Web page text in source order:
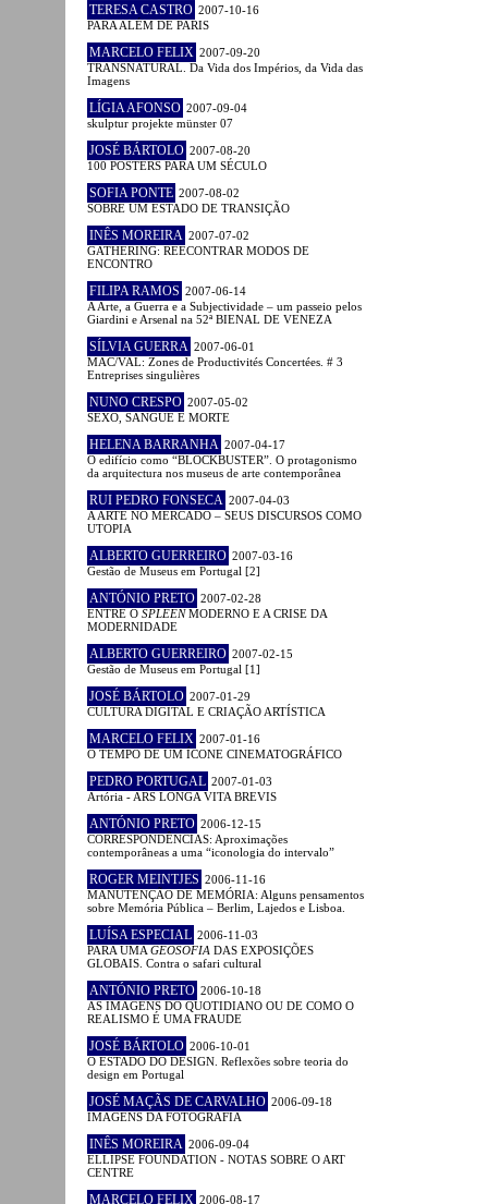
TERESA CASTRO 2007-10-16
PARA ALÉM DE PARIS
MARCELO FELIX 2007-09-20
TRANSNATURAL. Da Vida dos Impérios, da Vida das
Imagens
LÍGIA AFONSO 2007-09-04
skulptur projekte münster 07
JOSÉ BÁRTOLO 2007-08-20
100 POSTERS PARA UM SÉCULO
SOFIA PONTE 2007-08-02
SOBRE UM ESTADO DE TRANSIÇÃO
INÊS MOREIRA 2007-07-02
GATHERING: REECONTRAR MODOS DE
ENCONTRO
FILIPA RAMOS 2007-06-14
A Arte, a Guerra e a Subjectividade – um passeio pelos
Giardini e Arsenal na 52ª BIENAL DE VENEZA
SÍLVIA GUERRA 2007-06-01
MAC/VAL: Zones de Productivités Concertées. # 3
Entreprises singulières
NUNO CRESPO 2007-05-02
SEXO, SANGUE E MORTE
HELENA BARRANHA 2007-04-17
O edifício como “BLOCKBUSTER”. O protagonismo
da arquitectura nos museus de arte contemporânea
RUI PEDRO FONSECA 2007-04-03
A ARTE NO MERCADO – SEUS DISCURSOS COMO
UTOPIA
ALBERTO GUERREIRO 2007-03-16
Gestão de Museus em Portugal [2]
ANTÓNIO PRETO 2007-02-28
ENTRE O SPLEENMODERNO E A CRISE DA
MODERNIDADE
ALBERTO GUERREIRO 2007-02-15
Gestão de Museus em Portugal [1]
JOSÉ BÁRTOLO 2007-01-29
CULTURA DIGITAL E CRIAÇÃO ARTÍSTICA
MARCELO FELIX 2007-01-16
O TEMPO DE UM ÍCONE CINEMATOGRÁFICO
PEDRO PORTUGAL 2007-01-03
Artória - ARS LONGA VITA BREVIS
ANTÓNIO PRETO 2006-12-15
CORRESPONDÊNCIAS: Aproximações
contemporâneas a uma “iconologia do intervalo”
ROGER MEINTJES 2006-11-16
MANUTENÇÃO DE MEMÓRIA: Alguns pensamentos
sobre Memória Pública – Berlim, Lajedos e Lisboa.
LUÍSA ESPECIAL 2006-11-03
PARA UMA GEOSOFIA DAS EXPOSIÇÕES
GLOBAIS. Contra o safari cultural
ANTÓNIO PRETO 2006-10-18
AS IMAGENS DO QUOTIDIANO OU DE COMO O
REALISMO É UMA FRAUDE
JOSÉ BÁRTOLO 2006-10-01
O ESTADO DO DESIGN. Reflexões sobre teoria do
design em Portugal
JOSÉ MAÇÃS DE CARVALHO 2006-09-18
IMAGENS DA FOTOGRAFIA
INÊS MOREIRA 2006-09-04
ELLIPSE FOUNDATION - NOTAS SOBRE O ART
CENTRE
MARCELO FELIX 2006-08-17